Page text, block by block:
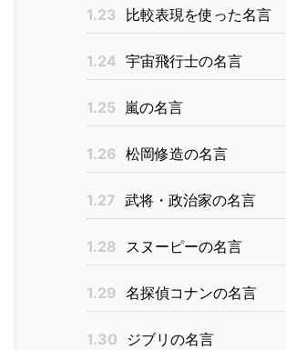
1.23 比較表現を使った名言
1.24 宇宙飛行士の名言
1.25 嵐の名言
1.26 松岡修造の名言
1.27 武将・政治家の名言
1.28 スヌーピーの名言
1.29 名探偵コナンの名言
1.30 ジブリの名言